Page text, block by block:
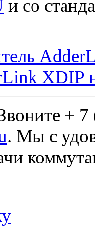
и со
XDIP
+
. Мы с